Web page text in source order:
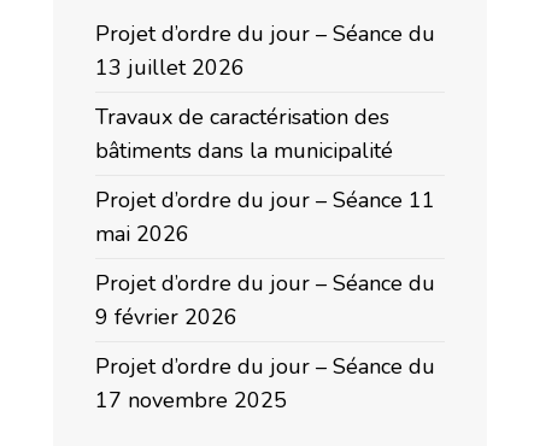
Projet d’ordre du jour – Séance du
13 juillet 2026
Travaux de caractérisation des
bâtiments dans la municipalité
Projet d’ordre du jour – Séance 11
mai 2026
Projet d’ordre du jour – Séance du
9 février 2026
Projet d’ordre du jour – Séance du
17 novembre 2025